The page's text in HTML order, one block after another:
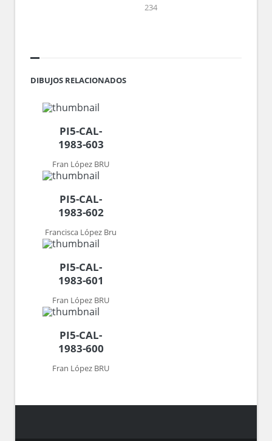
234
DIBUJOS RELACIONADOS
PI5-CAL-
1983-603
Fran López BRU
PI5-CAL-
1983-602
Francisca López Bru
PI5-CAL-
1983-601
Fran López BRU
PI5-CAL-
1983-600
Fran López BRU